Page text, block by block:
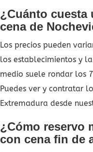
¿Cuánto cuesta
cena de
Los precios pueden
los establecimientos y
medio suele rondar los
Puedes ver y contratar
Extremadura desde
¿Cómo reservo
con cena fin de